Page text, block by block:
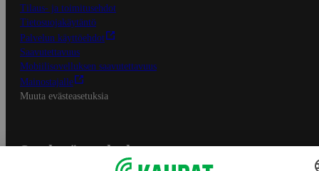
Tilaus- ja toimitusehdot
Tietosuojakäytäntö
Palvelun käyttöehdot
Saavutettavuus
Mobiilisovelluksen saavutettavuus
Mainostajalle
Muuta evästeasetuksia
S-ryhmän palvelut